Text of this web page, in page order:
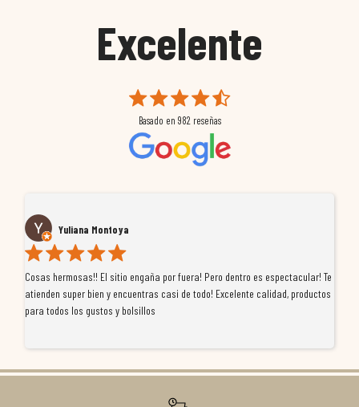
Excelente
Basado en 982 reseñas
Yuliana Montoya
Cosas hermosas!! El sitio engaña por fuera! Pero dentro es espectacular! Te
atienden super bien y encuentras casi de todo! Excelente calidad, productos
para todos los gustos y bolsillos